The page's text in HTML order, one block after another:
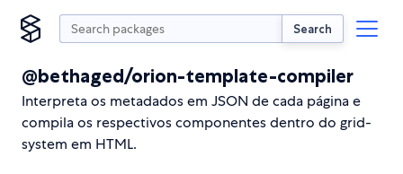
Search
@bethaged/orion-template-compiler
Interpreta os metadados em JSON de cada página e
compila os respectivos componentes dentro do grid-
system em HTML.